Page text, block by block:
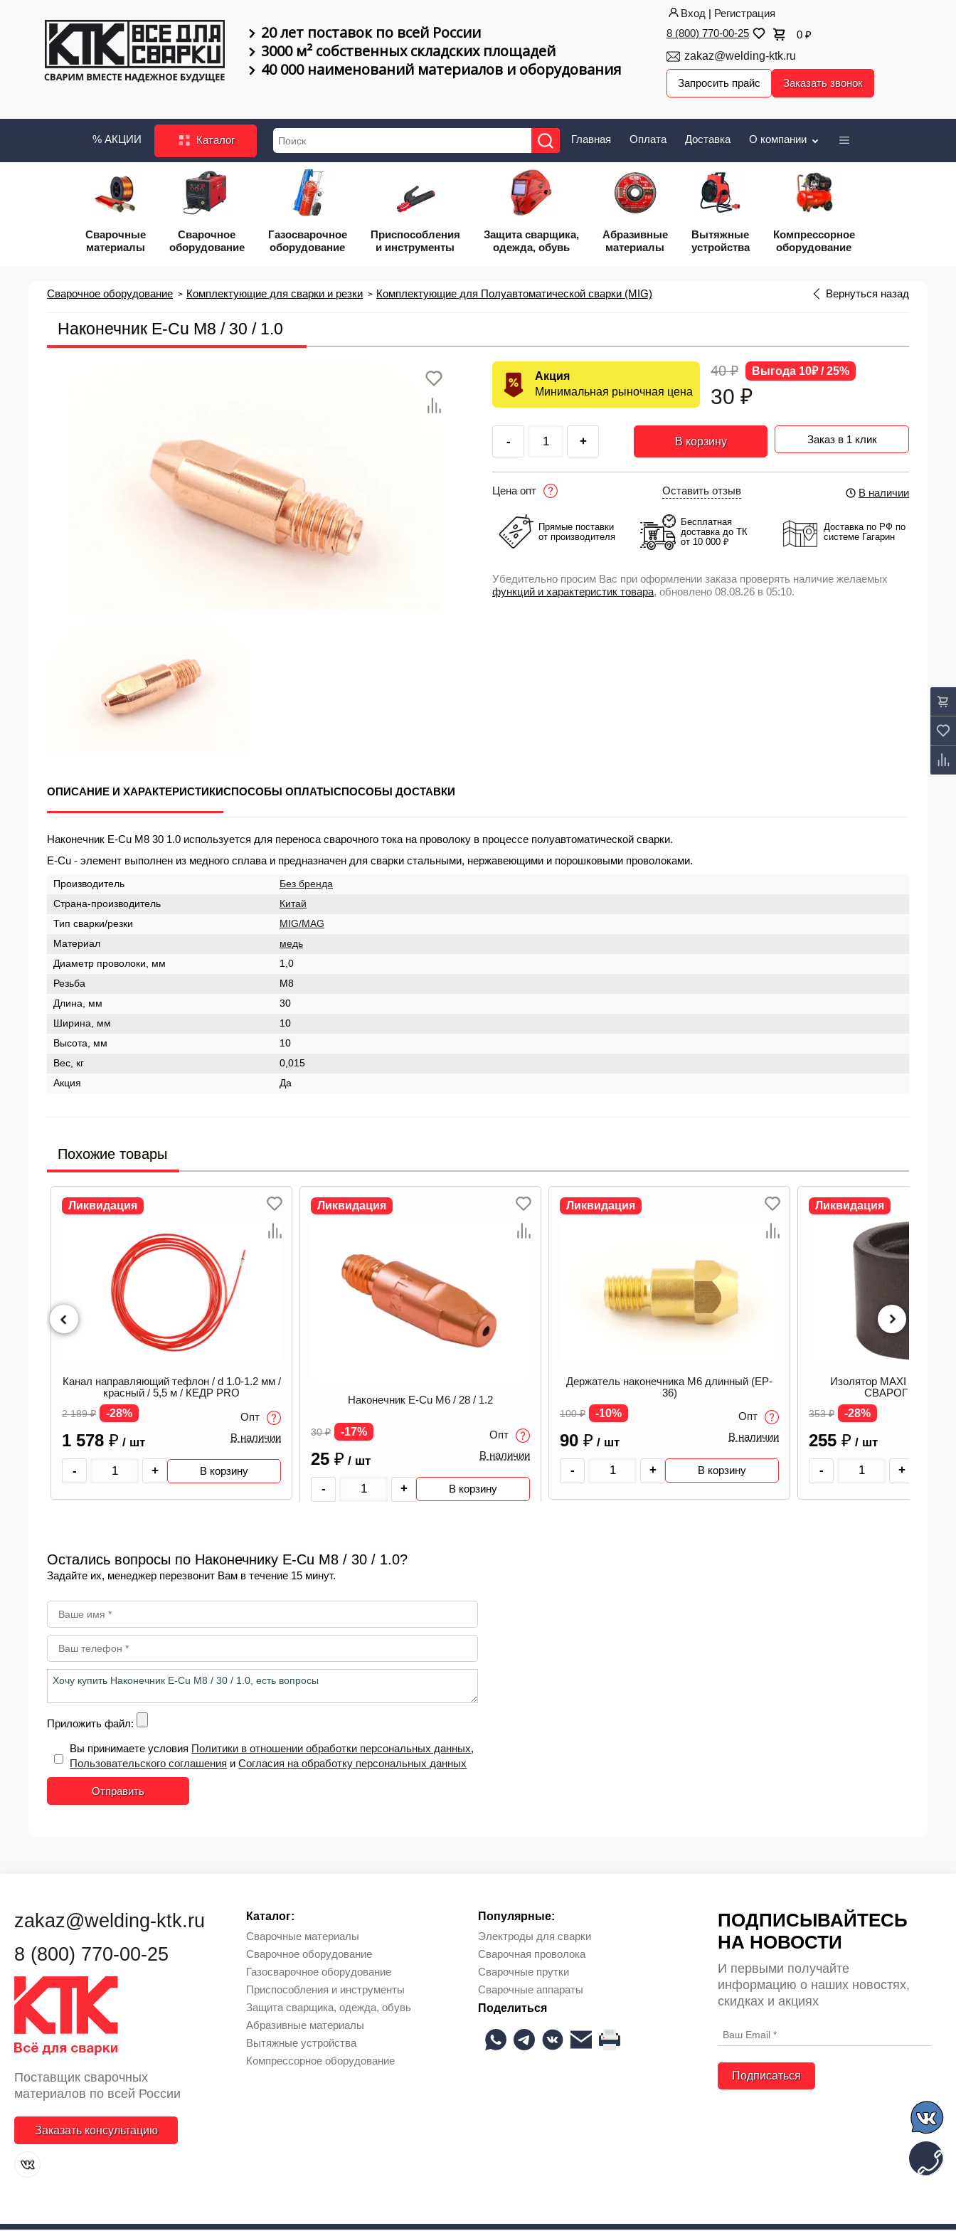
20 лет поставок по всей России
3000 м² собственных складских площадей
40 000 наименований материалов и оборудования
Вход | Регистрация
8 (800) 770-00-25
0 ₽
zakaz@welding-ktk.ru
Запросить прайс Заказать звонок
% АКЦИИ Каталог Главная Оплата Доставка О компании
Сварочные
материалы
Сварочное
оборудование
Газосварочное
оборудование
Приcпособления
и инструменты
Защита сварщика,
одежда, обувь
Абразивные
материалы
Вытяжные
устройства
Компрессорное
оборудование
Вернуться назад
Сварочное оборудование Комплектующие для сварки и резки Комплектующие для Полуавтоматической сварки (MIG)
Наконечник E-Cu M8 / 30 / 1.0
Акция
Минимальная рыночная цена
40 ₽ Выгода 10₽ / 25%
30 ₽
- + В корзину Заказ в 1 клик
Цена опт Оставить отзыв В наличии
Прямые поставки
от производителя
Бесплатная
доставка до ТК
от 10 000 ₽
Доставка по РФ по
системе Гагарин
Убедительно просим Вас при оформлении заказа проверять наличие желаемых
функций и характеристик товара, обновлено 08.08.26 в 05:10.
ОПИСАНИЕ И ХАРАКТЕРИСТИКИСПОСОБЫ ОПЛАТЫСПОСОБЫ ДОСТАВКИ
Наконечник E-Cu М8 30 1.0 используется для переноса сварочного тока на проволоку в процессе полуавтоматической сварки.
E-Cu - элемент выполнен из медного сплава и предназначен для сварки стальными, нержавеющими и порошковыми проволоками.
Производитель
Без бренда
Страна-производитель
Китай
Тип сварки/резки
MIG/MAG
Материал
медь
Диаметр проволоки, мм
1,0
Резьба
М8
Длина, мм
30
Ширина, мм
10
Высота, мм
10
Вес, кг
0,015
Акция
Да
Похожие товары
Ликвидация
Канал направляющий тефлон / d 1.0-1.2 мм /
красный / 5,5 м / КЕДР PRO
2 189₽ -28%
1 578 ₽ / шт
Опт
В наличии
- + В корзину
Ликвидация
Наконечник E-Cu M6 / 28 / 1.2
30₽ -17%
25 ₽ / шт
Опт
В наличии
- + В корзину
Ликвидация
Держатель наконечника М6 длинный (EP-
36)
100₽ -10%
90 ₽ / шт
Опт
В наличии
- + В корзину
Ликвидация
Изолятор MAXI (MS 450)
СВАРОГ
353₽ -28%
255 ₽ / шт
- +
Остались вопросы по Наконечнику E-Cu M8 / 30 / 1.0?
Задайте их, менеджер перезвонит Вам в течение 15 минут.
Приложить файл:
Вы принимаете условия Политики в отношении обработки персональных данных,
Пользовательского соглашения иСогласия на обработку персональных данных
Отправить
zakaz@welding-ktk.ru
8 (800) 770-00-25
Поставщик сварочных
материалов по всей России
Заказать консультацию
Каталог:
Сварочные материалы
Сварочное оборудование
Газосварочное оборудование
Приcпособления и инструменты
Защита сварщика, одежда, обувь
Абразивные материалы
Вытяжные устройства
Компрессорное оборудование
Популярные:
Электроды для сварки
Сварочная проволока
Сварочные прутки
Сварочные аппараты
Поделиться
ПОДПИСЫВАЙТЕСЬ
НА НОВОСТИ
И первыми получайте
информацию о наших новостях,
скидках и акциях
Подписаться